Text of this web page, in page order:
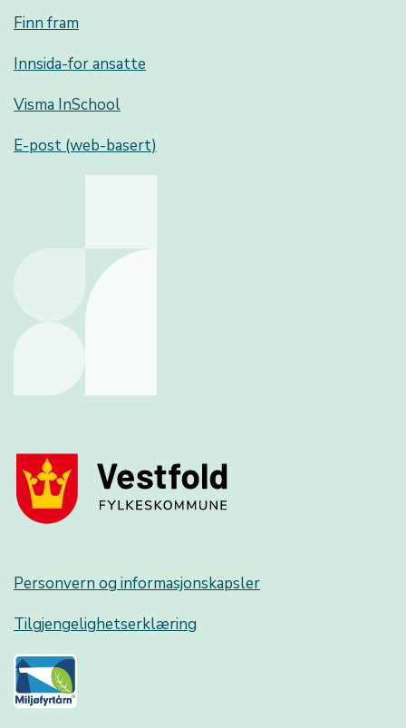
Finn fram
Innsida-for ansatte
Visma InSchool
E-post (web-basert)
Personvern og informasjonskapsler
Tilgjengelighetserklæring